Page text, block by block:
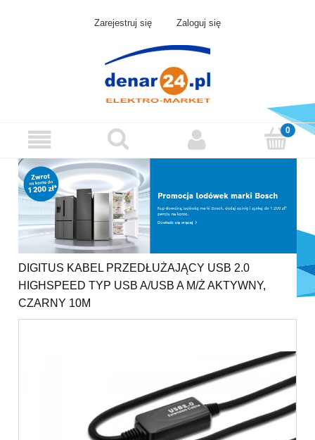
Zarejestruj się Zaloguj się
DIGITUS KABEL PRZEDŁUŻAJĄCY USB 2.0
HIGHSPEED TYP USB A/USB A M/Ż AKTYWNY,
CZARNY 10M